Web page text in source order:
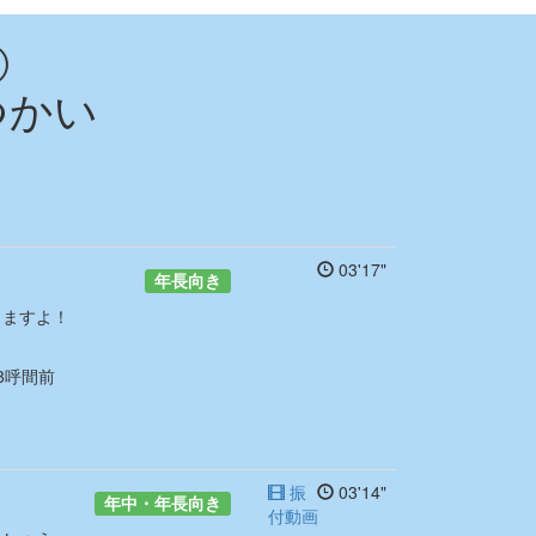
い
年長向き
すよ！
間前
03'17"
年中・年長向き 03'14"
振
付動画